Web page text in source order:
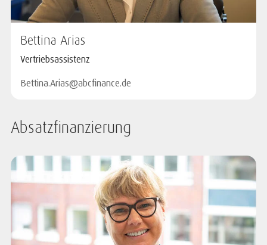
Bettina Arias
Vertriebsassistenz
Bettina.Arias@abcfinance.de
Absatzfinanzierung